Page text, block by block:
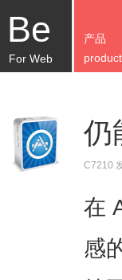
Be
For Web
产品
product
仍
C7210
在
感